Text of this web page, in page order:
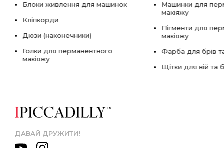
Блоки живлення для машинок
Кліпкорди
Дюзи (наконечники)
Голки для перманентного
макіяжу
Машинки для
макіяжу
Пігменти для
макіяжу
Фарба для брів
Щітки для вій та
ДАВАЙ ДРУЖИТИ!